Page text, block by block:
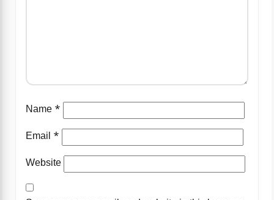
Name *
Email *
Website